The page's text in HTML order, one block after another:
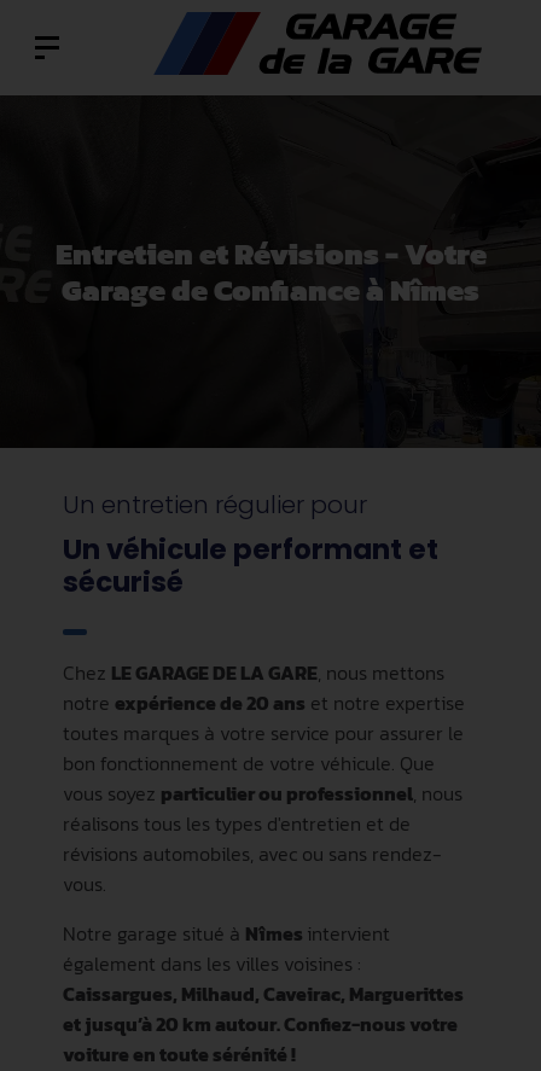
Entretien et Révisions - Votre
Garage de Confiance à Nîmes
Un entretien régulier pour
Un véhicule performant et
sécurisé
Chez LE GARAGE DE LA GARE, nous mettons
notre expérience de 20 ans et notre expertise
toutes marques à votre service pour assurer le
bon fonctionnement de votre véhicule. Que
vous soyez particulier ou professionnel, nous
réalisons tous les types d'entretien et de
révisions automobiles, avec ou sans rendez-
vous.
Notre garage situé à Nîmes intervient
également dans les villes voisines :
Caissargues, Milhaud, Caveirac, Marguerittes
et jusqu’à 20 km autour. Confiez-nous votre
voiture en toute sérénité !